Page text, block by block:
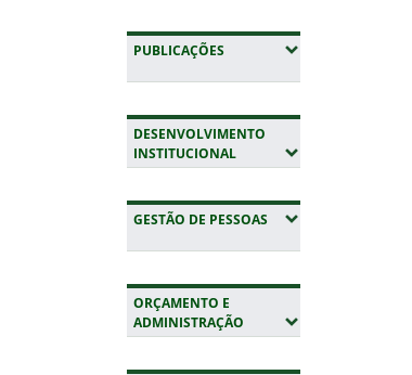
PUBLICAÇÕES (EXPANDIR SUBMENUS)
DESENVOLVIMENTO
INSTITUCIONAL(EXPANDIR SUBMENUS)
GESTÃO DE PESSOAS (EXPANDIR SUBMENUS)
ORÇAMENTO E
ADMINISTRAÇÃO (EXPANDIR SUBMENUS)